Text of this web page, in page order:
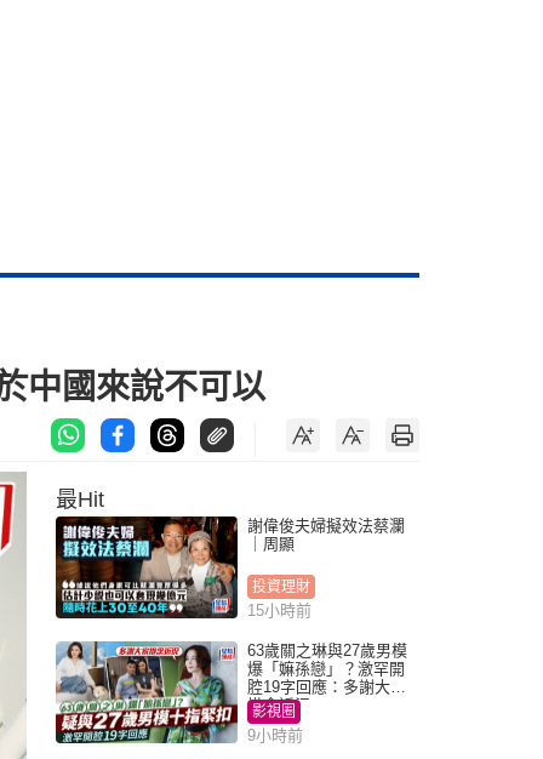
中國來說不可以
最Hit
謝偉俊夫婦擬效法蔡瀾
｜周顯
投資理財
15小時前
63歲關之琳與27歲男模
爆「嫲孫戀」？激罕開
腔19字回應：多謝大家
掛念近況
影視圈
9小時前